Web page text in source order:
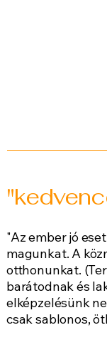
"Az ember jó
magunkat. A
otthonunkat.
barátodnak és
elképzelésünk
csak sablonos,